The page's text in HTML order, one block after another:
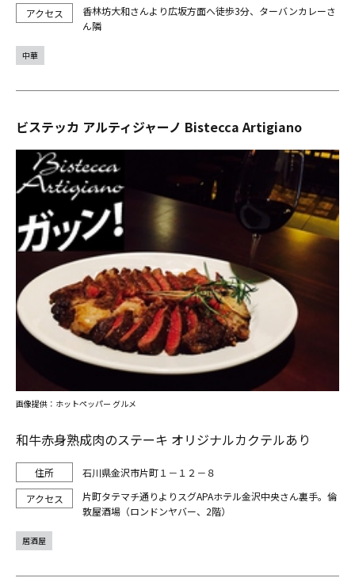
香林坊大和さんより広坂方面へ徒歩3分、ターバンカレーさ
ん隣
中華
ビステッカ アルティジャーノ Bistecca Artigiano
和牛赤身熟成肉のステーキ オリジナルカクテルあり
石川県金沢市片町１－１２－８
片町タテマチ通りよりスグAPAホテル金沢中央さん裏手。倫
敦屋酒場（ロンドンヤバー、2階）
画像提供：ホットペッパー グルメ
居酒屋